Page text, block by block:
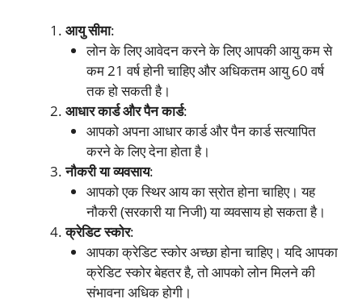
आयु सीमा:
लोन के लिए आवेदन करने के लिए आपकी आयु कम से
कम 21 वर्ष होनी चाहिए और अधिकतम आयु 60 वर्ष
तक हो सकती है।
आधार कार्ड और पैन कार्ड:
आपको अपना आधार कार्ड और पैन कार्ड सत्यापित
करने के लिए देना होता है।
नौकरी या व्यवसाय:
आपको एक स्थिर आय का स्रोत होना चाहिए। यह
नौकरी (सरकारी या निजी) या व्यवसाय हो सकता है।
क्रेडिट स्कोर:
आपका क्रेडिट स्कोर अच्छा होना चाहिए। यदि आपका
क्रेडिट स्कोर बेहतर है, तो आपको लोन मिलने की
संभावना अधिक होगी।